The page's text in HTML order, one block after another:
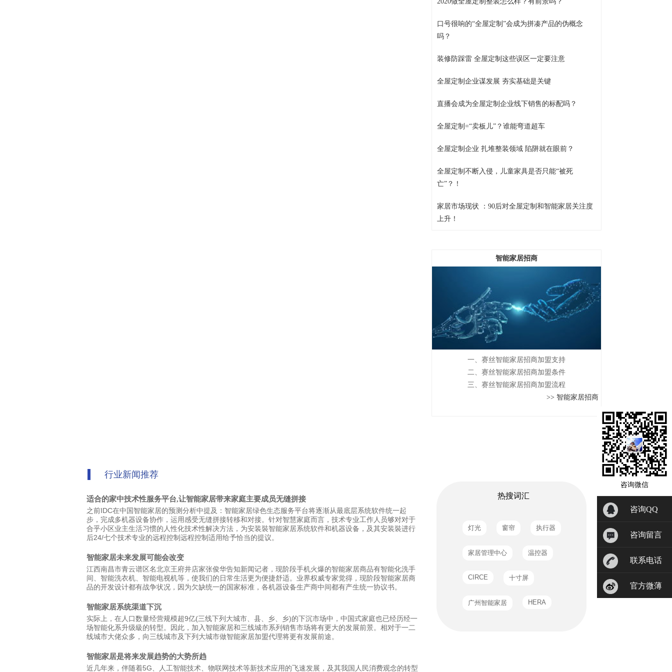
口号很响的“全屋定制”会成为拼凑产品的伪概念
吗？
装修防踩雷 全屋定制这些误区一定要注意
全屋定制企业谋发展 夯实基础是关键
直播会成为全屋定制企业线下销售的标配吗？
全屋定制=“卖板儿”？谁能弯道超车
全屋定制企业 扎堆整装领域 陷阱就在眼前？
全屋定制不断入侵，儿童家具是否只能“被死
亡”？！
家居市场现状 ：90后对全屋定制和智能家居关注度
上升！
智能家居招商
一、赛丝智能家居招商加盟支持
二、赛丝智能家居招商加盟条件
三、赛丝智能家居招商加盟流程
>> 智能家居招商
行业新闻推荐
适合的家中技术性服务平台,让智能家居带来家庭主要成员无缝拼接
之前IDC在中国智能家居的预测分析中提及：智能家居绿色生态服务平台将逐渐从最底层系统软件统一起
步，完成多机器设备协作，运用感受无缝拼接转移和对接。针对智慧家庭而言，技术专业工作人员够对对于
合乎小区业主生活习惯的人性化技术性解决方法，为安装裝智能家居系统软件和机器设备，及其安装裝进行
后24/七个技术专业的远程控制远程控制适用给予恰当的提议。
智能家居未来发展可能会改变
江西南昌市青云谱区名北京王府井店家张俊华告知新闻记者，现阶段手机火爆的智能家居商品有智能化洗手
间、智能洗衣机、智能电视机等，使我们的日常生活更为便捷舒适。业界权威专家觉得，现阶段智能家居商
品的开发设计都有战争状况，因为欠缺统一的国家标准，各机器设备生产商中间都有产生统一协议书。
智能家居系统渠道下沉
实际上，在人口数量经营规模超9亿(三线下列大城市、县、乡、乡)的下沉市场中，中国式家庭也已经历经一
场智能化系升级級的转型。因此，加入智能家居和三线城市系列销售市场将有更大的发展前景。相对于一二
线城市大佬众多，向三线城市及下列大城市做智能家居加盟代理将更有发展前途。
智能家居是将来发展趋势的大势所趋
近几年来，伴随着5G、人工智能技术、物联网技术等新技术应用的飞速发展，及其我国人民消费观念的转型
热搜词汇
咨询微信
咨询QQ
咨询留言
联系电话
官方微薄